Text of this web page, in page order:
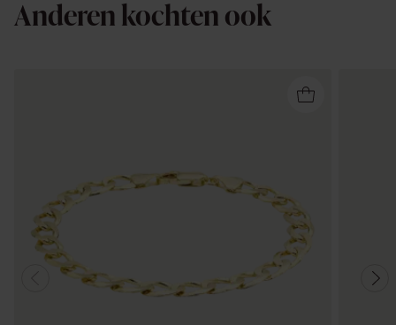
Anderen kochten ook